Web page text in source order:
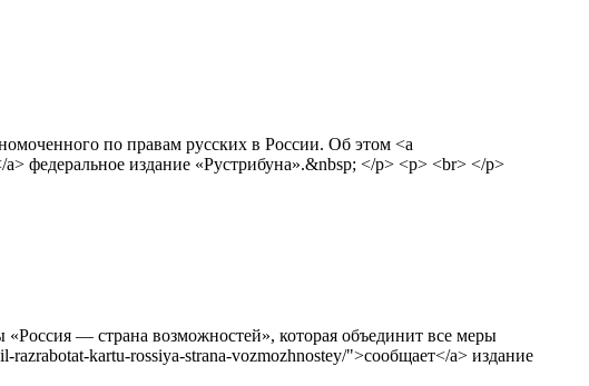
по правам русских в России. Об этом <a
федеральное издание «Рустрибуна».&nbsp; </p> <p> <br> </p>
— страна возможностей», которая объединит все меры
kartu-rossiya-strana-vozmozhnostey/">сообщает</a> издание